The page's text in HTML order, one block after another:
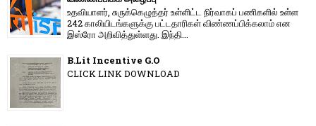
உதவியாளர், சுருக்கெழுத்தர் உள்ளிட்ட நிர்வாகப் பணிகளில் உள்ள
242 காலியிடங்களுக்கு பட்டதாரிகள் விண்ணப்பிக்கலாம் என
இஸ்ரோ அறிவித்துள்ளது. இந்தி...
B.Lit Incentive G.O
CLICK LINK DOWNLOAD